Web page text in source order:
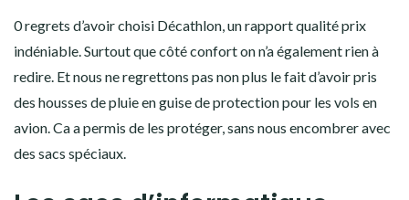
0 regrets d’avoir choisi Décathlon, un rapport qualité prix
indéniable. Surtout que côté confort on n’a également rien à
redire. Et nous ne regrettons pas non plus le fait d’avoir pris
des housses de pluie en guise de protection pour les vols en
avion. Ca a permis de les protéger, sans nous encombrer avec
des sacs spéciaux.